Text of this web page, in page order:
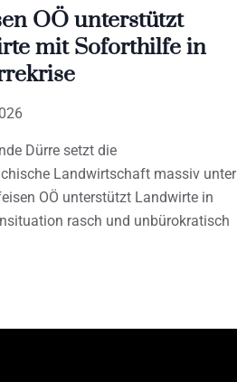
OÖ unterstützt
mit Soforthilfe in
Dürre setzt die
Landwirtschaft massiv unter
OÖ unterstützt Landwirte in
rasch und unbürokratisch